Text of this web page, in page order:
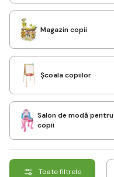
Magazin copii
Școala copiilor
Salon de modă pentru
copii
Toate filtrele